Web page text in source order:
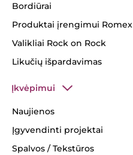
Bordiūrai
Produktai įrengimui Romex
Valikliai Rock on Rock
Likučių išpardavimas
Įkvėpimui
Naujienos
Įgyvendinti projektai
Spalvos / Tekstūros